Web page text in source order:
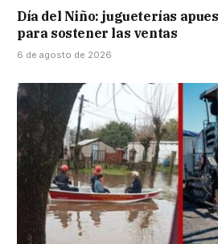
Día del Niño: jugueterías
para sostener las ventas
6 de agosto de 2026